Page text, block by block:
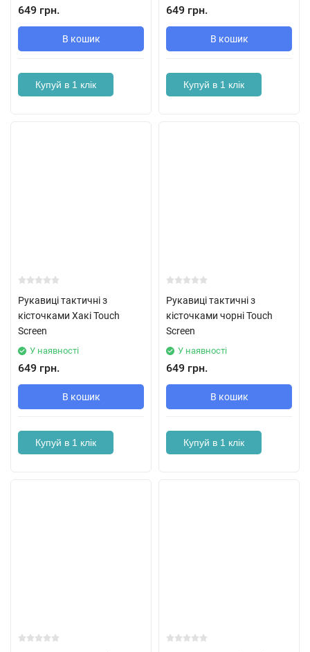
649 грн.
В кошик
Купуй в 1 клік
649 грн.
В кошик
Купуй в 1 клік
Рукавиці тактичні з
кісточками Хакі Touch
Screen
У наявності
649 грн.
В кошик
Купуй в 1 клік
Рукавиці тактичні з
кісточками чорні Touch
Screen
У наявності
649 грн.
В кошик
Купуй в 1 клік